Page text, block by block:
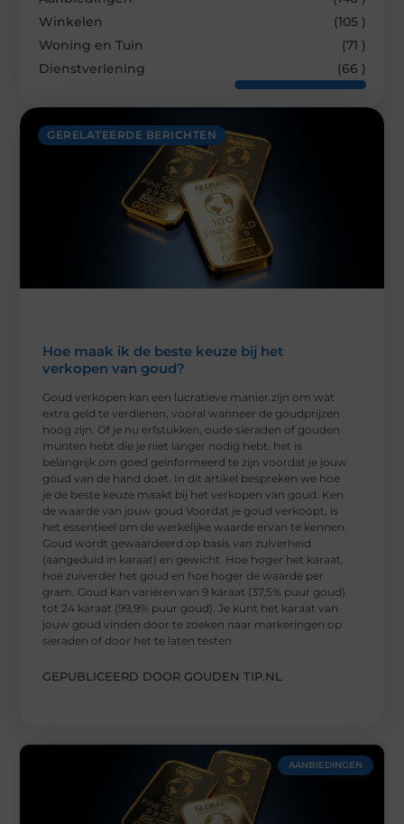
GERELATEERDE BERICHTEN
Hoe maak ik de beste keuze bij het
verkopen van goud?
Goud verkopen kan een lucratieve manier zijn om wat
extra geld te verdienen, vooral wanneer de goudprijzen
hoog zijn. Of je nu erfstukken, oude sieraden of gouden
munten hebt die je niet langer nodig hebt, het is
belangrijk om goed geïnformeerd te zijn voordat je jouw
goud van de hand doet. In dit artikel bespreken we hoe
je de beste keuze maakt bij het verkopen van goud. Ken
de waarde van jouw goud Voordat je goud verkoopt, is
het essentieel om de werkelijke waarde ervan te kennen.
Goud wordt gewaardeerd op basis van zuiverheid
(aangeduid in karaat) en gewicht. Hoe hoger het karaat,
hoe zuiverder het goud en hoe hoger de waarde per
gram. Goud kan variëren van 9 karaat (37,5% puur goud)
tot 24 karaat (99,9% puur goud). Je kunt het karaat van
jouw goud vinden door te zoeken naar markeringen op
sieraden of door het te laten testen
GEPUBLICEERD DOOR GOUDEN TIP.NL
Winkelen
(105 )
Woning en Tuin
(71 )
Dienstverlening
(66 )
AANBIEDINGEN